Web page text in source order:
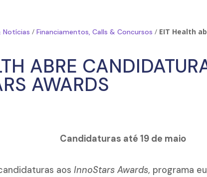
Notícias /Financiamentos, Calls & Concursos / EIT Health
ABRE
AWARDS
Candidaturas até 19 de maio
aosInnoStars Awards, programa